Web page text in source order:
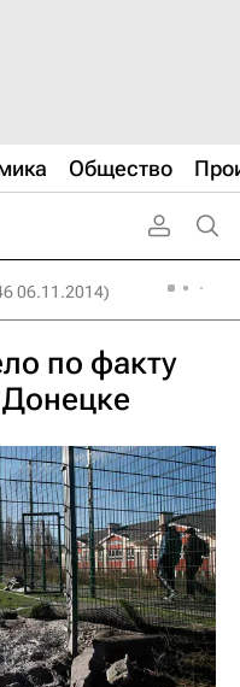
Общество
06.11.2014)
по факту